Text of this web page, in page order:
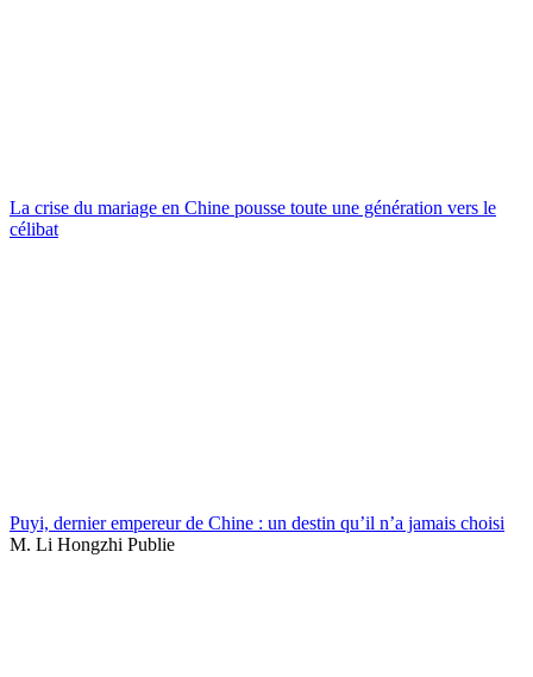
La crise du mariage en Chine pousse toute une génération vers le
célibat
Puyi, dernier empereur de Chine : un destin qu’il n’a jamais choisi
M. Li Hongzhi Publie